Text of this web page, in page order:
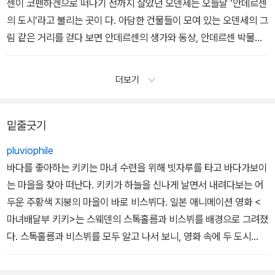
센이 코펜하겐으로 떠나기 전까지 살았던 오덴세는 오늘날 ‘안데르센
의 도시’라고 불리는 곳이 다. 아담한 건물들이 모여 있는 오덴세의 그
림 같은 거리를 걷다 보면 안데르센의 생가와 동상, 안데르센 박물관
등을 만날 수 있다.
더보기
밑줄긋기
pluviophile
바다를 좋아하는 키키는 마녀 수련을 위해 빗자루를 타고 바다가보이
는 마을을 찾아 떠난다. 키키가 하늘을 신나게 날면서 내려다보는 어
두운 주황색 지붕의 마을이 바로 비스뷔다. 일본 애니메이션 영화 <
마녀배달부 키키>는 스웨덴의 스톡홀름과 비스뷔를 배경으로 그려졌
다. 스톡홀름과 비스뷔를 모두 알고 나서 보니, 영화 속에 두 도시
의 풍경이 적절히 섞여 있었다. 검은 지붕은 스톡홀름이다